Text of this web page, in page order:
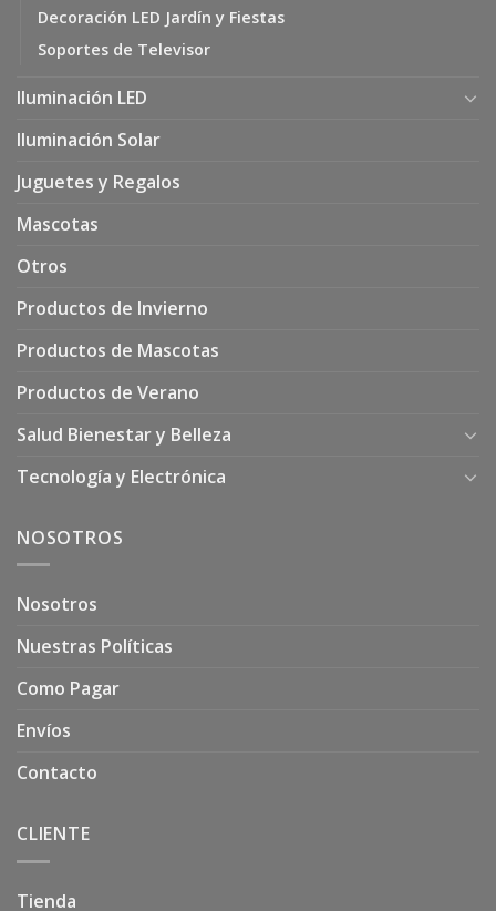
Decoración LED Jardín y Fiestas
Soportes de Televisor
Iluminación LED
Iluminación Solar
Juguetes y Regalos
Mascotas
Otros
Productos de Invierno
Productos de Mascotas
Productos de Verano
Salud Bienestar y Belleza
Tecnología y Electrónica
NOSOTROS
Nosotros
Nuestras Políticas
Como Pagar
Envíos
Contacto
CLIENTE
Tienda